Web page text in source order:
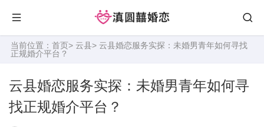
当前位置： 首页> 云县> 云县婚恋服务实探：未婚男青年如何寻找
正规婚介平台？
云县婚恋服务实探：未婚男青年如何寻
找正规婚介平台？